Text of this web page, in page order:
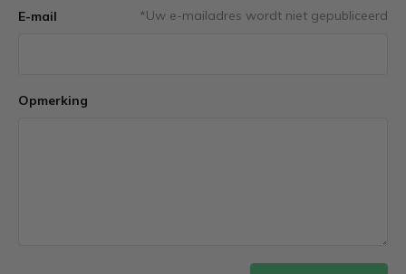
E-mail *Uw e-mailadres wordt niet gepubliceerd
Opmerking